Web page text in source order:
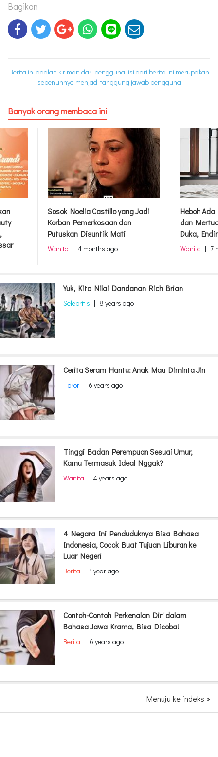
Bagikan
Berita ini adalah kiriman dari pengguna, isi dari berita ini merupakan
sepenuhnya menjadi tanggung jawab pengguna
Banyak orang membaca ini
Sosok Noelia Castillo yang Jadi
Korban Pemerkosaan dan
Putuskan Disuntik Mati
Wanita | 4 months ago
Heboh
dan
Duka,
Wanita | 7
Yuk, Kita Nilai Dandanan Rich Brian
Selebritis | 8 years ago
Cerita Seram Hantu: Anak Mau Diminta Jin
Horor | 6 years ago
Tinggi Badan Perempuan Sesuai Umur,
Kamu Termasuk Ideal Nggak?
Wanita | 4 years ago
4 Negara Ini Penduduknya Bisa Bahasa
Indonesia, Cocok Buat Tujuan Liburan ke
Luar Negeri
Berita | 1 year ago
Contoh-Contoh Perkenalan Diri dalam
Bahasa Jawa Krama, Bisa Dicoba!
Berita | 6 years ago
Menuju ke indeks »